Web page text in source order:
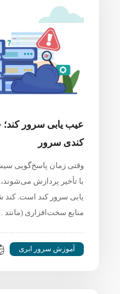
عیب یابی سرور
کندی سرور
وقتی زمان پاسخ‌گویی
با تأخیر پردازش
یابی سرور کند است. کند
منابع سخت‌افزاری (مانند
آموزش سرور ابری